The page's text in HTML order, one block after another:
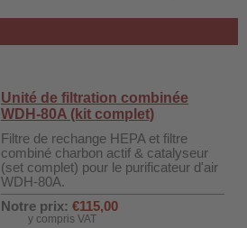
Unité de filtration combinée
WDH-80A (kit complet)
Filtre de rechange HEPA et filtre
combiné charbon actif & catalyseur
(set complet) pour le purificateur d'air
WDH-80A.
Notre prix: €115,00
y compris VAT